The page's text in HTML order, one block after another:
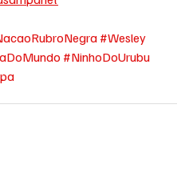
#Wesley
#NinhoDoUrubu